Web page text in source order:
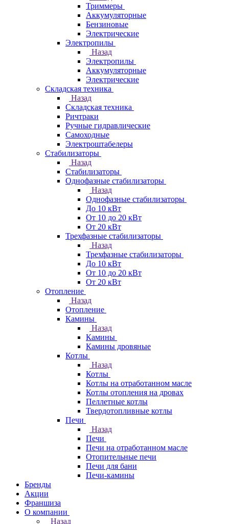
Триммеры
Аккумуляторные
Бензиновые
Электрические
Электропилы
Назад
Электропилы
Аккумуляторные
Электрические
Складская техника
Назад
Складская техника
Ричтраки
Ручные гидравлические
Самоходные
Электроштабелеры
Стабилизаторы
Назад
Стабилизаторы
Однофазные стабилизаторы
Назад
Однофазные стабилизаторы
До 10 кВт
От 10 до 20 кВт
От 20 кВт
Трехфазные стабилизаторы
Назад
Трехфазные стабилизаторы
До 10 кВт
От 10 до 20 кВт
От 20 кВт
Отопление
Назад
Отопление
Камины
Назад
Камины
Камины дровяные
Котлы
Назад
Котлы
Котлы на отработанном масле
Котлы отопления на дровах
Пеллетные котлы
Твердотопливные котлы
Печи
Назад
Печи
Печи на отработанном масле
Отопительные печи
Печи для бани
Печи-камины
Бренды
Акции
Франшиза
О компании
Назад